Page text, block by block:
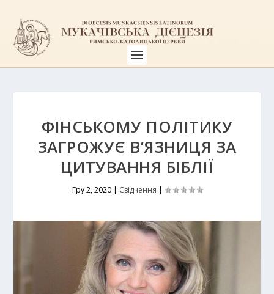
ФІНСЬКОМУ ПОЛІТИКУ
ЗАГРОЖУЄ В’ЯЗНИЦЯ ЗА
ЦИТУВАННЯ БІБЛІЇ
Гру 2, 2020| Свідчення |